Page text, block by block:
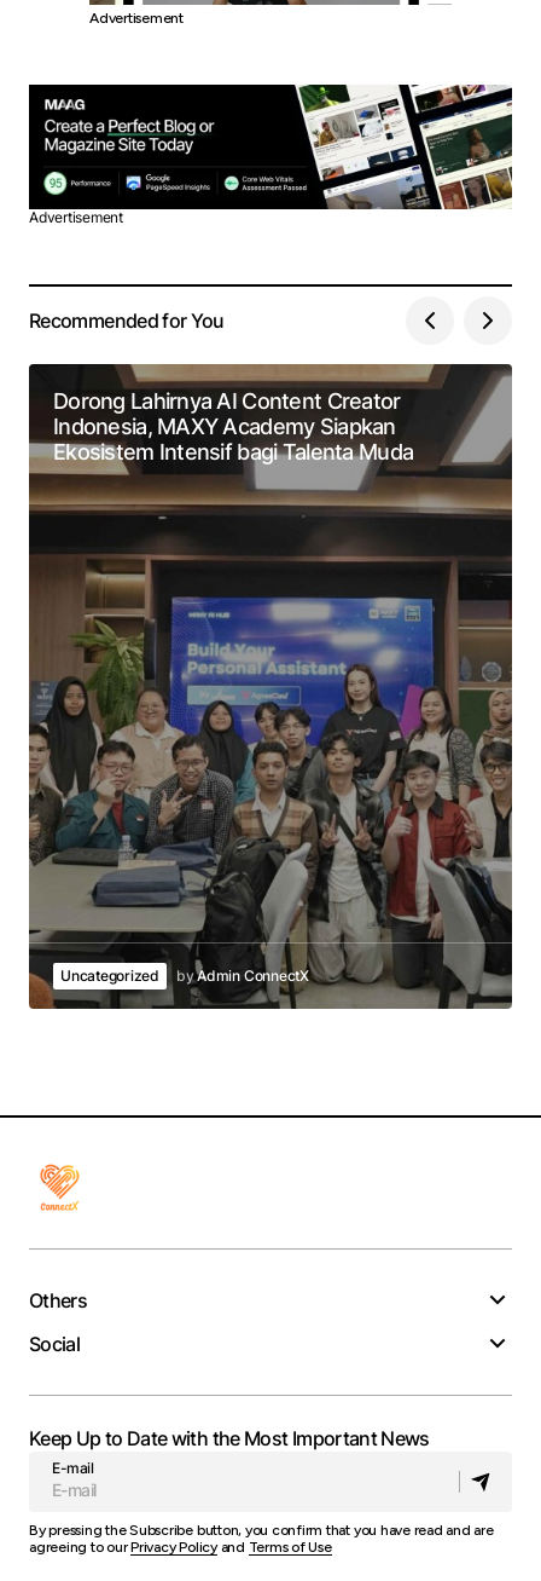
Advertisement
Advertisement
Recommended for You
Dorong Lahirnya AI Content Creator
Indonesia, MAXY Academy Siapkan
Ekosistem Intensif bagi Talenta Muda
Uncategorized byAdmin ConnectX
Others
Social
Keep Up to Date with the Most Important News
E-mail
By pressing the Subscribe button, you confirm that you have read and are
agreeing to ourPrivacy Policyand Terms of Use